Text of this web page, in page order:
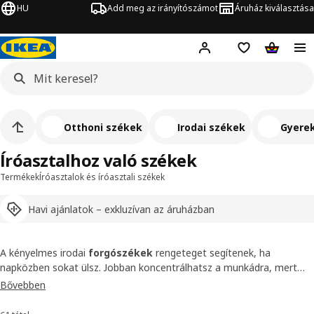
HU Add meg az irányítószámot Áruház kiválasztása
Hej! Bejelentkezés
Bevásárlólista
Kosár
TermékekÍróasztalok és íróasztali székek
Havi ajánlatok – exkluzívan az áruházban
Íróasztalhoz való székek
Otthoni székek Irodai székek
A kényelmes irodai forgószékek rengeteget segítenek, ha
napközben sokat ülsz. Jobban koncentrálhatsz a munkádra, mert
nem kell hát- vagy derékfájással küszködnöd. A nálunk kapható
Bővebben